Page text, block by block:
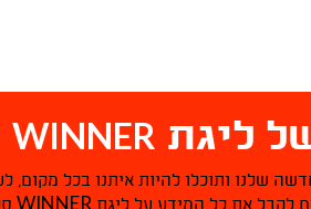
ליגת WINNER
שלנו ותוכלו להיות איתנו בכל מקום,
WINNER